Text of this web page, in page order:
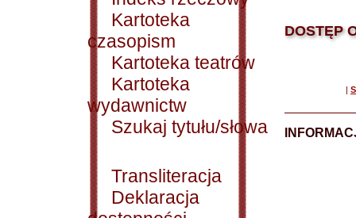
Kartoteka
czasopism
Kartoteka teatrów
Kartoteka
wydawnictw
Szukaj tytułu/słowa
Transliteracja
Deklaracja
DOSTĘP
|